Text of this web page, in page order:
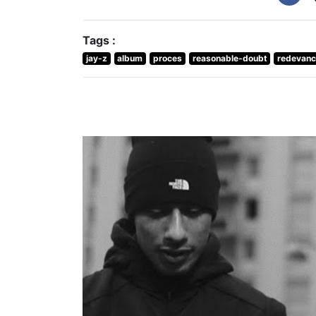
Tags :
jay-z album proces reasonable-doubt